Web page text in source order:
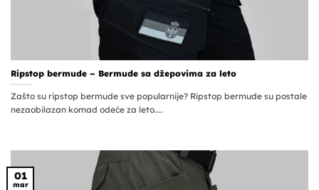
Ripstop bermude – Bermude sa džepovima za leto
Zašto su ripstop bermude sve popularnije? Ripstop bermude su postale
nezaobilazan komad odeće za leto....
01
mar